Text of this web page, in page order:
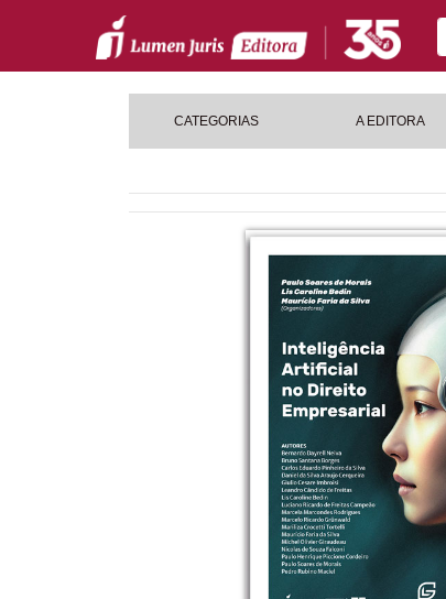
CATEGORIAS A EDITORA